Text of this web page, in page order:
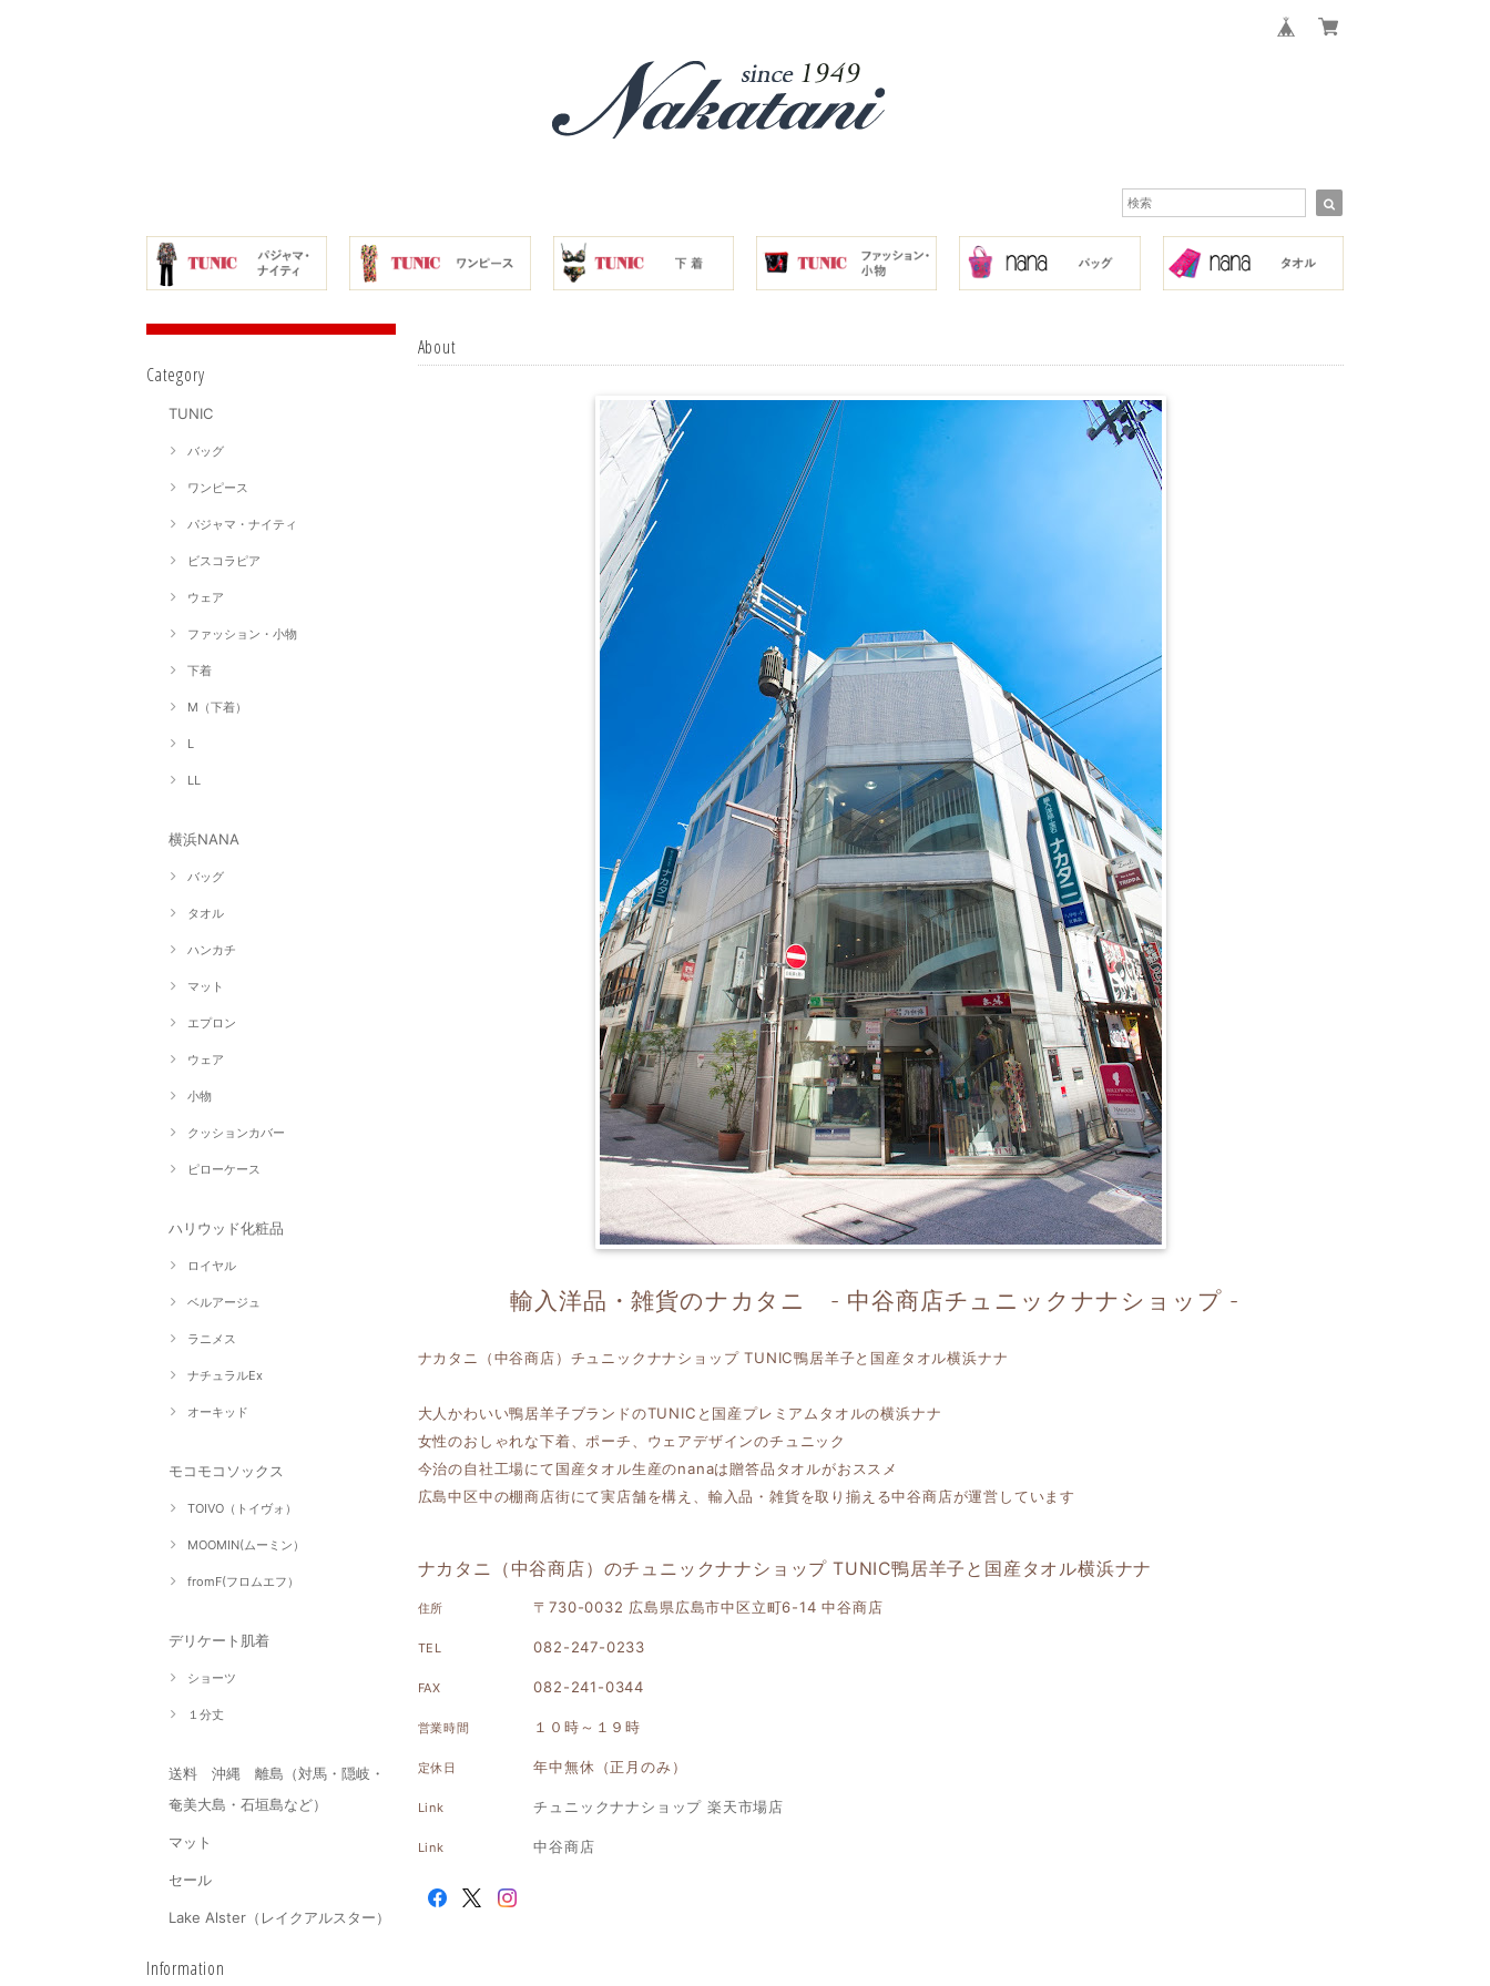
Category
TUNIC
バッグ
ワンピース
パジャマ・ナイティ
ビスコラピア
ウェア
ファッション・小物
下着
M（下着）
L
LL
横浜NANA
バッグ
タオル
ハンカチ
マット
エプロン
ウェア
小物
クッションカバー
ピローケース
ハリウッド化粧品
ロイヤル
ベルアージュ
ラニメス
ナチュラルEx
オーキッド
モコモコソックス
TOIVO（トイヴォ）
MOOMIN(ムーミン）
fromF(フロムエフ）
デリケート肌着
ショーツ
１分丈
送料 沖縄 離島（対馬・隠岐・
奄美大島・石垣島など）
マット
セール
Lake Alster（レイクアルスター）
Information
About
輸入洋品・雑貨のナカタニ - 中谷商店チュニックナナショップ -
ナカタニ（中谷商店）チュニックナナショップ TUNIC鴨居羊子と国産タオル横浜ナナ
大人かわいい鴨居羊子ブランドのTUNICと国産プレミアムタオルの横浜ナナ
女性のおしゃれな下着、ポーチ、ウェアデザインのチュニック
今治の自社工場にて国産タオル生産のnanaは贈答品タオルがおススメ
広島中区中の棚商店街にて実店舗を構え、輸入品・雑貨を取り揃える中谷商店が運営しています
ナカタニ（中谷商店）のチュニックナナショップ TUNIC鴨居羊子と国産タオル横浜ナナ
住所 〒730-0032 広島県広島市中区立町6-14 中谷商店
TEL 082-247-0233
FAX 082-241-0344
営業時間 １０時～１９時
定休日 年中無休（正月のみ）
Link チュニックナナショップ 楽天市場店
Link 中谷商店